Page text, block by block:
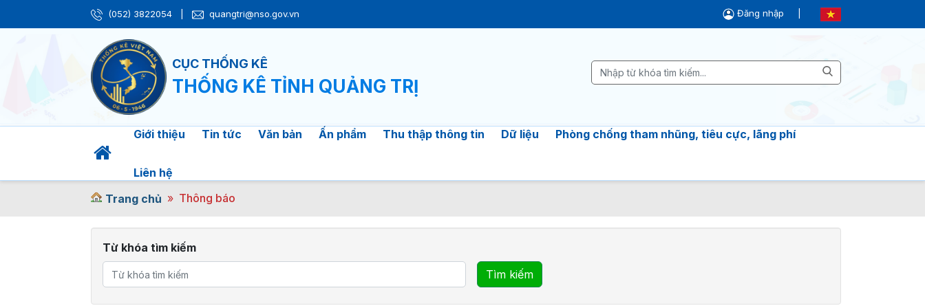
(052) 3822054 quangtri@nso.gov.vn Đăng nhập
CỤC THỐNG KÊ
THỐNG KÊ TỈNH QUẢNG TRỊ
Giới thiệu Tin tức Văn bản Ấn phẩm Thu thập thông tin Dữ liệu Phòng chống tham nhũng, tiêu cực, lãng phí
Liên hệ
Trang chủ
Thông báo
Từ khóa tìm kiếm
Tìm kiếm